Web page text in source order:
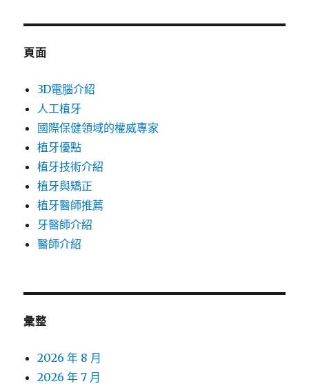
頁面
3D電腦介紹
人工植牙
國際保健領域的權威專家
植牙優點
植牙技術介紹
植牙與矯正
植牙醫師推薦
牙醫師介紹
醫師介紹
彙整
2026 年 8 月
2026 年 7 月